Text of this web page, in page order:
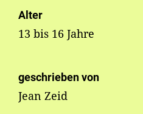
Alter
13 bis 16 Jahre
geschrieben von
Jean Zeid